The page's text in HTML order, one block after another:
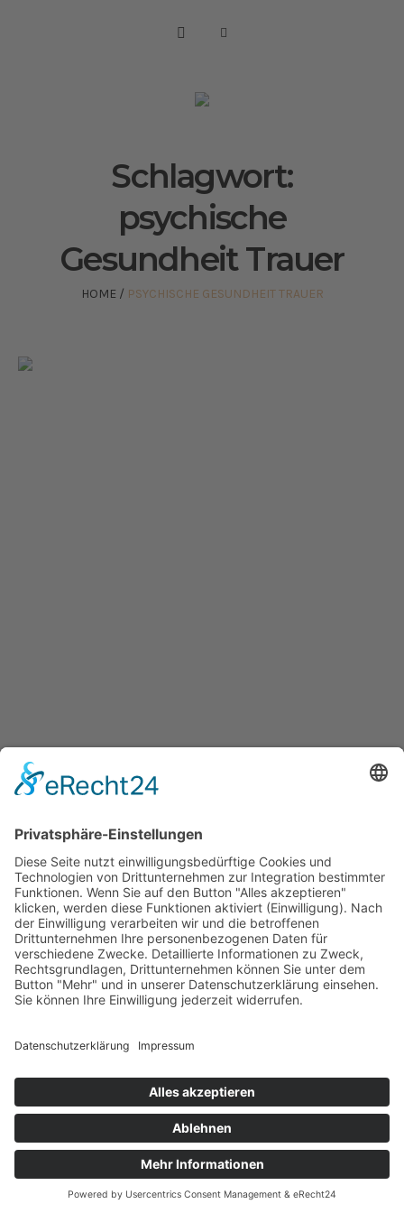
Schlagwort:
psychische
Gesundheit Trauer
HOME / PSYCHISCHE GESUNDHEIT TRAUER
BEITRAG
Trauer und mentale Gesundheit:
wichtiger sind, als wir denken
23. MAI 2025
ALLGEMEINES,EXPERTEN,HOME, MENTALES,NEUSTE BLOGS
VONMANUEL KAISER
Wenn wir einen Verlust erleiden, trauern wir nicht nur um einen
Menschen – wir trauern auch um gemeinsame Erlebnisse,
ETHISCHE GRUNDLAGEN
DATENSCHUTZERKLÄRUNG
Datenschutzerklärung/ Gesundheitswelt © 2024